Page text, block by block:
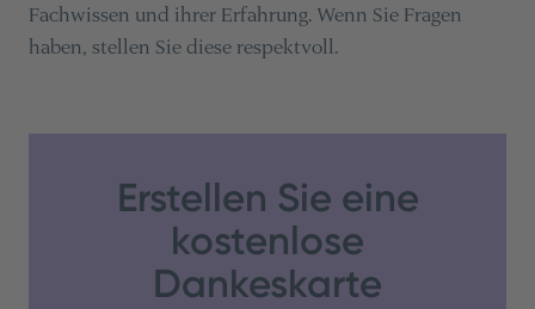
Fachwissen und ihrer Erfahrung. Wenn Sie Fragen
haben, stellen Sie diese respektvoll.
Erstellen Sie eine
kostenlose
Dankeskarte